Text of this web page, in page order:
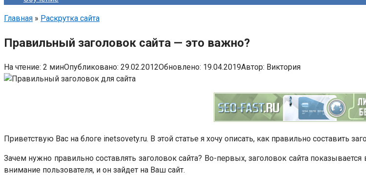
Главная » Раскрутка сайта
Правильный заголовок сайта — это важно?
На чтение: 2 минОпубликовано: 29.02.2012Обновлено: 19.04.2019Автор: Виктория
Приветствую Вас на блоге inetsovety.ru. В этой статье я хочу описать, как правильно составить
Зачем нужно правильно составлять заголовок сайта? Во-первых, заголовок сайта
внимание пользователя, и он зайдет на Ваш сайт.